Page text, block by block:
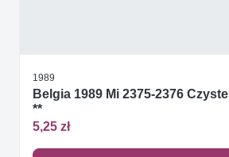
1989
Belgia 1989 Mi 2375-2376 Czyste
**
5,25 zł